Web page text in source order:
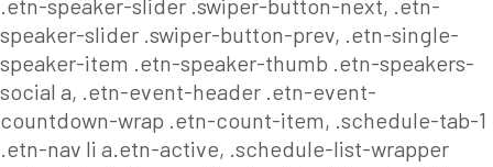
.etn-speaker-slider .swiper-button-next, .etn-
speaker-slider .swiper-button-prev, .etn-single-
speaker-item .etn-speaker-thumb .etn-speakers-
social a, .etn-event-header .etn-event-
countdown-wrap .etn-count-item, .schedule-tab-1
.etn-nav li a.etn-active, .schedule-list-wrapper